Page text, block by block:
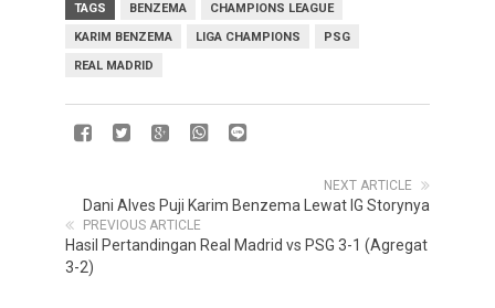
TAGS BENZEMA
CHAMPIONS LEAGUE
KARIM BENZEMA
LIGA CHAMPIONS
PSG
REAL MADRID
NEXT ARTICLE
Dani Alves Puji Karim Benzema Lewat IG Storynya
PREVIOUS ARTICLE
Hasil Pertandingan Real Madrid vs PSG 3-1 (Agregat
3-2)